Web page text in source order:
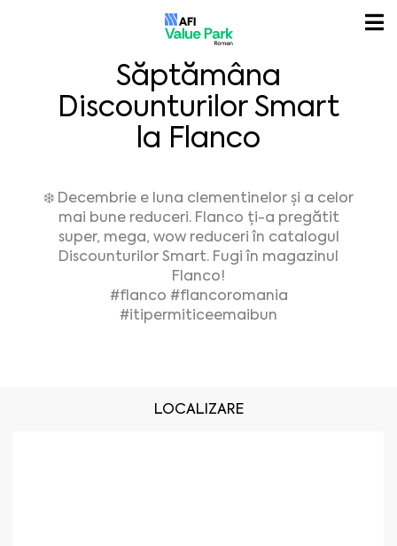
Săptămâna
Discounturilor Smart
la Flanco
❄️ Decembrie e luna clementinelor și a celor
mai bune reduceri. Flanco ți-a pregătit
super, mega, wow reduceri în catalogul
Discounturilor Smart. Fugi în magazinul
Flanco!
#flanco #flancoromania
#itipermiticeemaibun
LOCALIZARE